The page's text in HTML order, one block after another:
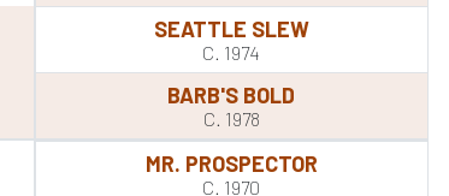
SEATTLE SLEW
C. 1974
BARB'S BOLD
C. 1978
MR. PROSPECTOR
C. 1970